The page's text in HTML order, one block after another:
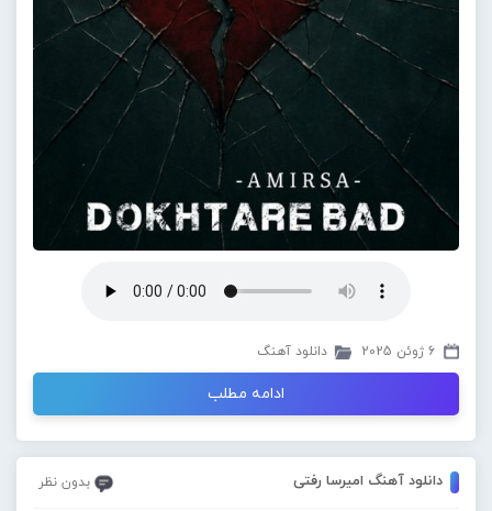
6 ژوئن 2025 دانلود آهنگ
ادامه مطلب
دانلود آهنگ امیرسا رفتی بدون نظر